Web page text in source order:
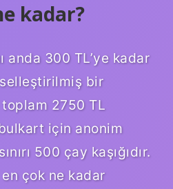
kadar?
anda 300 TL’ye kadar
bir
2750 TL
için anonim
500 çay kaşığıdır.
çok ne kadar